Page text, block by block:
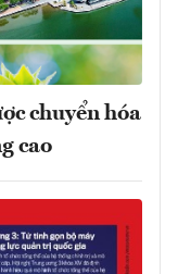
chuyển hóa
cao